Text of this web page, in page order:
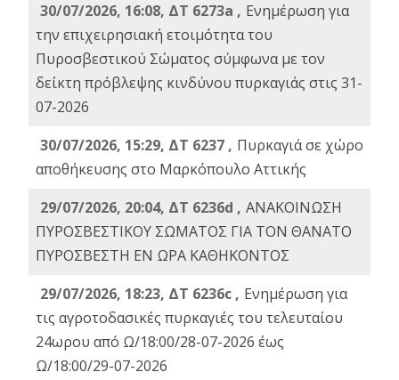
30/07/2026, 16:08, ΔΤ 6273a , Ενημέρωση για
την επιχειρησιακή ετοιμότητα του
Πυροσβεστικού Σώματος σύμφωνα με τον
δείκτη πρόβλεψης κινδύνου πυρκαγιάς στις 31-
07-2026
30/07/2026, 15:29, ΔΤ 6237 , Πυρκαγιά σε χώρο
αποθήκευσης στο Μαρκόπουλο Αττικής
29/07/2026, 20:04, ΔΤ 6236d , ΑΝΑΚΟΙΝΩΣΗ
ΠΥΡΟΣΒΕΣΤΙΚΟΥ ΣΩΜΑΤΟΣ ΓΙΑ ΤΟΝ ΘΑΝΑΤΟ
ΠΥΡΟΣΒΕΣΤΗ ΕΝ ΩΡΑ ΚΑΘΗΚΟΝΤΟΣ
29/07/2026, 18:23, ΔΤ 6236c , Ενημέρωση για
τις αγροτοδασικές πυρκαγιές του τελευταίου
24ωρου από Ω/18:00/28-07-2026 έως
Ω/18:00/29-07-2026